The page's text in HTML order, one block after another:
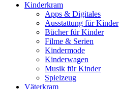
Kinderkram
Apps & Digitales
Ausstattung für Kinder
Bücher für Kinder
Filme & Serien
Kindermode
Kinderwagen
Musik für Kinder
Spielzeug
Väterkram